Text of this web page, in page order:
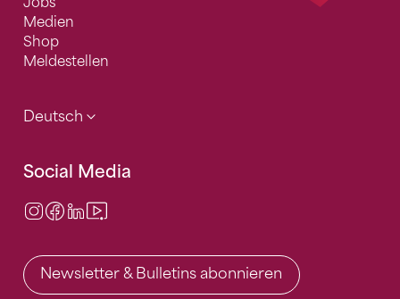
Medien
Shop
Meldestellen
Deutsch
Social Media
Instagram
Facebook
LinkedIn
Newsletter & Bulletins abonnieren